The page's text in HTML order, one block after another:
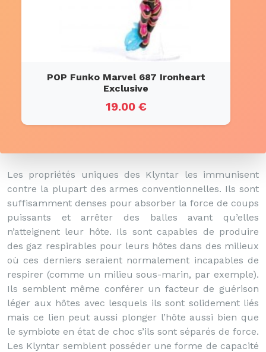
POP Funko Marvel 687 Ironheart
Exclusive
19.00 €
Les propriétés uniques des Klyntar les immunisent
contre la plupart des armes conventionnelles. Ils sont
suffisamment denses pour absorber la force de coups
puissants et arrêter des balles avant qu’elles
n’atteignent leur hôte. Ils sont capables de produire
des gaz respirables pour leurs hôtes dans des milieux
où ces derniers seraient normalement incapables de
respirer (comme un milieu sous-marin, par exemple).
Ils semblent même conférer un facteur de guérison
léger aux hôtes avec lesquels ils sont solidement liés
mais ce lien peut aussi plonger l’hôte aussi bien que
le symbiote en état de choc s’ils sont séparés de force.
Les Klyntar semblent posséder une forme de capacité